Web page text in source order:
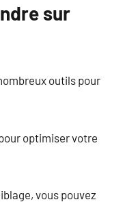
sur
outils pour
optimiser votre
vous pouvez